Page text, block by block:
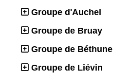
Groupe d'Auchel
Groupe de Bruay
Groupe de Béthune
Groupe de Liévin